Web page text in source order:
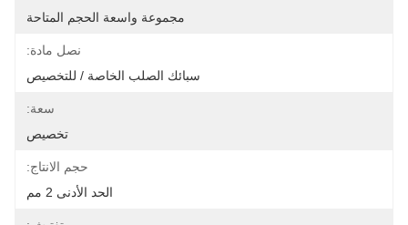
مجموعة واسعة الحجم المتاحة
نصل مادة:
سبائك الصلب الخاصة / للتخصيص
سعة:
تخصيص
حجم الانتاج:
الحد الأدنى 2 مم